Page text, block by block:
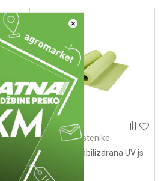
×
Folije za plastenike
Folija 8m stabilizarana UV js
4,80